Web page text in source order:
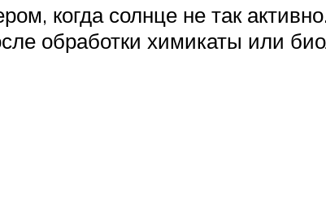
когда солнце не так
обработки химикаты или